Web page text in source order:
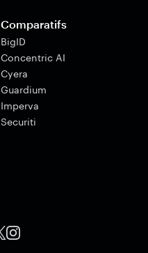
Comparatifs
BigID
Concentric AI
Cyera
Guardium
Imperva
Securiti